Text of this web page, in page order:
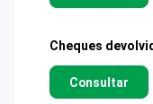
Cheques
Consultar